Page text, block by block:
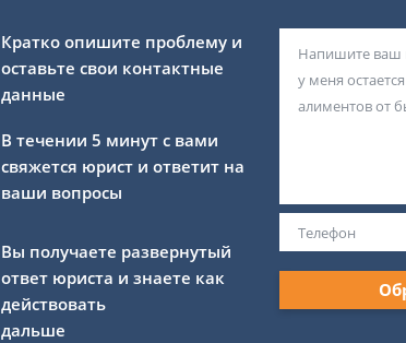
Кратко опишите проблему и
оставьте свои контактные
данные
В течении 5 минут с вами
свяжется юрист и ответит на
ваши вопросы
Вы получаете развернутый
ответ юриста и знаете как
действовать
дальше